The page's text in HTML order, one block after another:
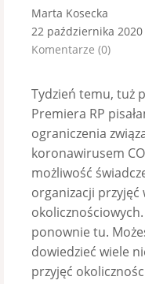
Marta Kosecka
22 października 2020
Komentarze (0)
Tydzień temu, tuż
Premiera RP
ograniczenia
koronawirusem
możliwość
organizacji przyjęć
ponownie tu.
dowiedzieć wiele
przyjęć